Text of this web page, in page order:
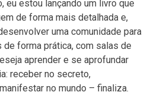
eu estou lançando um livro que
de forma mais detalhada e,
uma comunidade para
forma prática, com salas de
aprender e se aprofundar
receber no secreto,
no mundo – finaliza.